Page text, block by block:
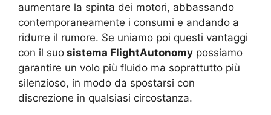
aumentare la spinta dei motori, abbassando
contemporaneamente i consumi e andando a
ridurre il rumore. Se uniamo poi questi vantaggi
con il suo sistema FlightAutonomy possiamo
garantire un volo più fluido ma soprattutto più
silenzioso, in modo da spostarsi con
discrezione in qualsiasi circostanza.